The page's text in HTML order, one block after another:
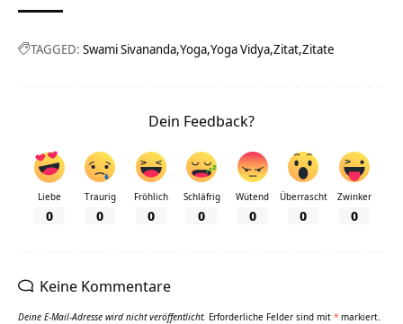
TAGGED: Swami Sivananda Yoga Yoga Vidya Zitat Zitate
Dein Feedback?
Liebe
0
Traurig
0
Fröhlich
0
Schläfrig
0
Wütend
0
Überrascht
0
Zwinker
0
Keine Kommentare
Deine E-Mail-Adresse wird nicht veröffentlicht. Erforderliche Felder sind mit * markiert.